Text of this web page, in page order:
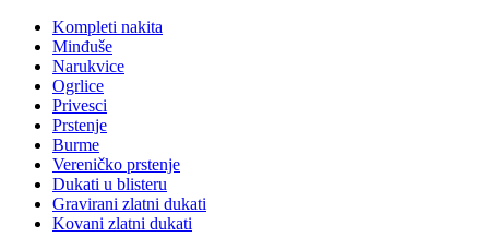
Kompleti nakita
Minđuše
Narukvice
Ogrlice
Privesci
Prstenje
Burme
Vereničko prstenje
Dukati u blisteru
Gravirani zlatni dukati
Kovani zlatni dukati